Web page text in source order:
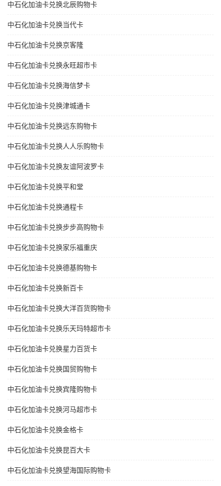
中石化加油卡兑换北辰购物卡
中石化加油卡兑换当代卡
中石化加油卡兑换京客隆
中石化加油卡兑换永旺超市卡
中石化加油卡兑换海信梦卡
中石化加油卡兑换津城通卡
中石化加油卡兑换远东购物卡
中石化加油卡兑换人人乐购物卡
中石化加油卡兑换友谊阿波罗卡
中石化加油卡兑换平和堂
中石化加油卡兑换通程卡
中石化加油卡兑换步步高购物卡
中石化加油卡兑换家乐福重庆
中石化加油卡兑换德基购物卡
中石化加油卡兑换新百卡
中石化加油卡兑换大洋百货购物卡
中石化加油卡兑换乐天玛特超市卡
中石化加油卡兑换星力百货卡
中石化加油卡兑换国贸购物卡
中石化加油卡兑换宾隆购物卡
中石化加油卡兑换河马超市卡
中石化加油卡兑换金格卡
中石化加油卡兑换昆百大卡
中石化加油卡兑换望海国际购物卡